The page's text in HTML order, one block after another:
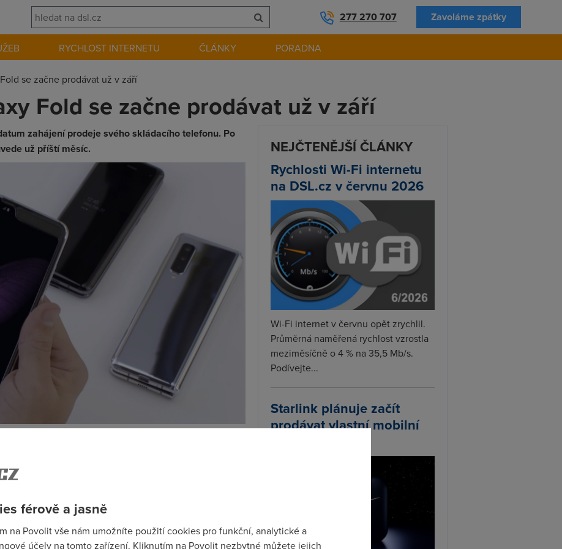
277 270 707 Zavoláme zpátky
RYCHLOST INTERNETU ČLÁNKY PORADNA
se začne prodávat už v září
Fold se začne prodávat už v září
zahájení prodeje svého skládacího telefonu. Po
už příští měsíc.
bude úspěšnější
spustit prodej už v dubnu. Ještě než se tak
kteří ihned
se v některých částech přestal zobrazovat obraz.
pant a krycí fólie, která vypadala jako ochranný film z
NEJČTENĚJŠÍ ČLÁNKY
Rychlosti Wi-Fi internetu
na DSL.cz v červnu 2026
Wi-Fi internet v červnu opět zrychlil.
Průměrná naměřená rychlost vzrostla
meziměsíčně o 4 % na 35,5 Mb/s.
Podívejte...
Starlink plánuje začít
prodávat vlastní mobilní
férově a jasně
na Povolit vše nám umožníte použití cookies pro funkční, analytické a
účely na tomto zařízení. Kliknutím na Povolit nezbytné můžete jejich